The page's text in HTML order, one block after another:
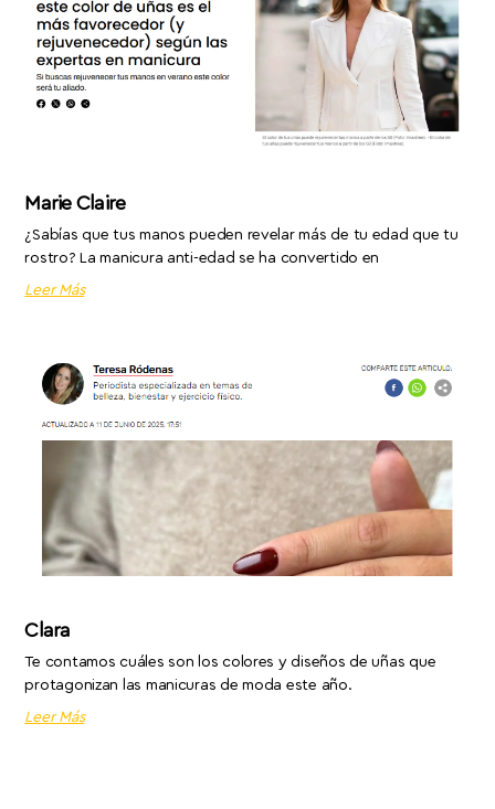
Marie Claire
¿Sabías que tus manos pueden revelar más de tu edad que tu
rostro? La manicura anti-edad se ha convertido en
Leer Más
Clara
Te contamos cuáles son los colores y diseños de uñas que
protagonizan las manicuras de moda este año.
Leer Más